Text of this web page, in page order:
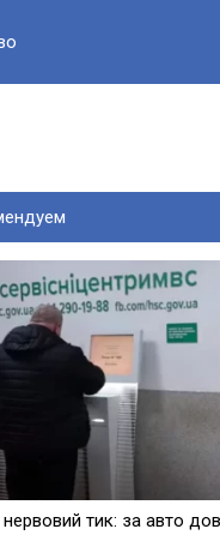
нервовий тик: за авто